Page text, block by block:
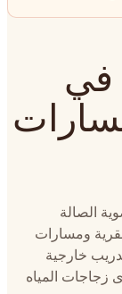
في
الصالة
سلم في القرية ومسارات
خارجية
زجاجات المياه